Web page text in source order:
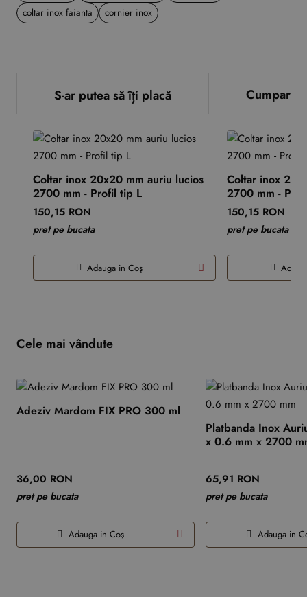
coltar inox faianta
cornier inox
S-ar putea să îți placă
Coltar inox 20x20 mm auriu lucios
2700 mm - Profil tip L
150,15 RON
pret pe bucata
Adauga in Coş
Coltar inox
2700 mm -
150,15 RON
pret pe bucata
Cele mai vândute
Adeziv Mardom FIX PRO 300 ml
36,00 RON
pret pe bucata
Adauga in Coş
Platbanda Inox
x 0.6 mm x 2700
65,91 RON
pret pe bucata
Adauga in